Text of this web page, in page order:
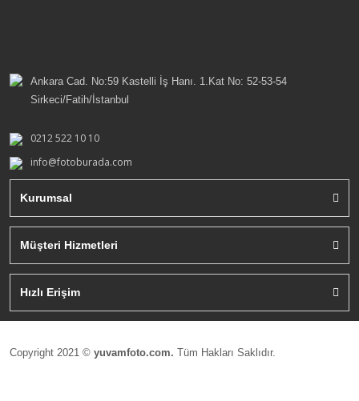
Ankara Cad. No:59 Kastelli İş Hanı. 1.Kat No: 52-53-54
Sirkeci/Fatih/İstanbul
0212 522 10 10
info@fotoburada.com
Kurumsal
Müşteri Hizmetleri
Hızlı Erişim
Copyright 2021 © yuvamfoto.com. Tüm Hakları Saklıdır.